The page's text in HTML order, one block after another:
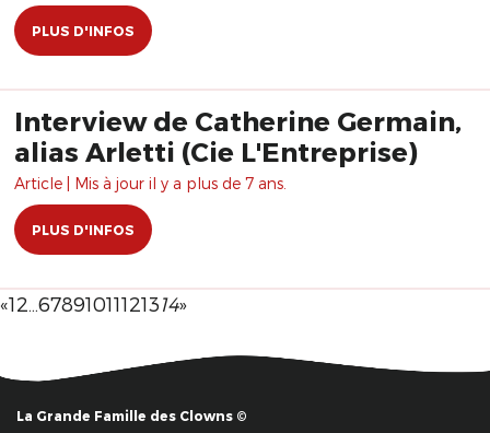
PLUS D'INFOS
Interview de Catherine Germain,
alias Arletti (Cie L'Entreprise)
Article | Mis à jour il y a plus de 7 ans.
PLUS D'INFOS
«12 67891011121314»
La Grande Famille des Clowns ©